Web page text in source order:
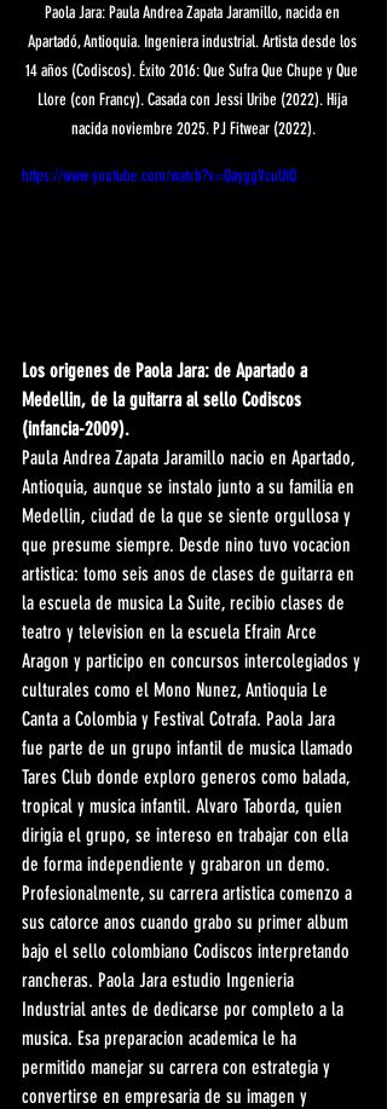
Paola Jara: Paula Andrea Zapata Jaramillo, nacida en
Apartadó, Antioquia. Ingeniera industrial. Artista desde los
14 años (Codiscos). Éxito 2016: Que Sufra Que Chupe y Que
Llore (con Francy). Casada con Jessi Uribe (2022). Hija
nacida noviembre 2025. PJ Fitwear (2022).
https://www.youtube.com/watch?v=QayggVcuUtQ
Los origenes de Paola Jara: de Apartado a
Medellin, de la guitarra al sello Codiscos
(infancia-2009).
Paula Andrea Zapata Jaramillo nacio en Apartado,
Antioquia, aunque se instalo junto a su familia en
Medellin, ciudad de la que se siente orgullosa y
que presume siempre. Desde nino tuvo vocacion
artistica: tomo seis anos de clases de guitarra en
la escuela de musica La Suite, recibio clases de
teatro y television en la escuela Efrain Arce
Aragon y participo en concursos intercolegiados y
culturales como el Mono Nunez, Antioquia Le
Canta a Colombia y Festival Cotrafa. Paola Jara
fue parte de un grupo infantil de musica llamado
Tares Club donde exploro generos como balada,
tropical y musica infantil. Alvaro Taborda, quien
dirigia el grupo, se intereso en trabajar con ella
de forma independiente y grabaron un demo.
Profesionalmente, su carrera artistica comenzo a
sus catorce anos cuando grabo su primer album
bajo el sello colombiano Codiscos interpretando
rancheras. Paola Jara estudio Ingenieria
Industrial antes de dedicarse por completo a la
musica. Esa preparacion academica le ha
permitido manejar su carrera con estrategia y
convertirse en empresaria de su imagen y